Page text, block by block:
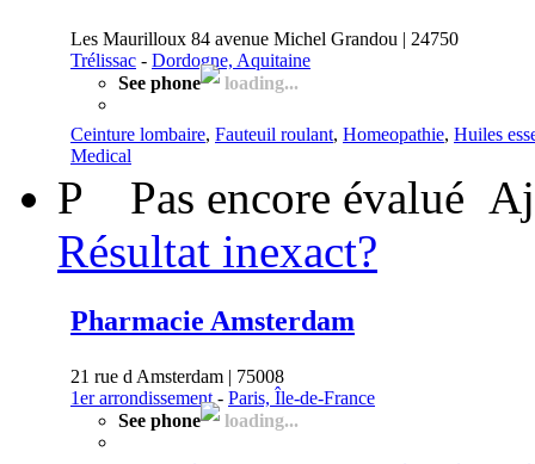
Les Maurilloux 84 avenue Michel Grandou | 24750
Trélissac - Dordogne, Aquitaine
See phone
loading...
Ceinture lombaire, Fauteuil roulant, Homeopathie, Huiles
Medical
P Pas encore évalué
Résultat inexact?
Pharmacie Amsterdam
21 rue d Amsterdam | 75008
1er arrondissement- Paris, Île-de-France
See phone
loading...